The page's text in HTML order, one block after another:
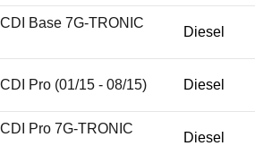
Base 7G-TRONIC
Diesel
Pro (01/15 - 08/15) Diesel
Pro 7G-TRONIC
Diesel